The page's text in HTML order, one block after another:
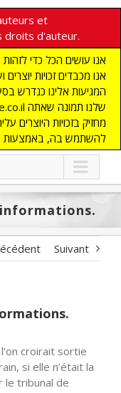
et
droits d'auteur.
אנו עושים הכל כדי
אנו מכבדים זכויות
מחזיק בזכויות היוצרים
להשתמש בה, באמצעות
Suivant
croirait sortie
si elle n’était la
le tribunal de